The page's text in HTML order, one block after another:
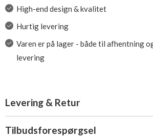
High-end design & kvalitet
Hurtig levering
Varen er på lager - både til afhentning
levering
Levering & Retur
Tilbudsforespørgsel